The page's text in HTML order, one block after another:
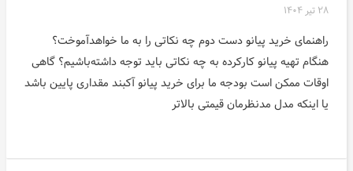
۲۸ تیر ۱۴۰۴
راهنمای خرید پیانو دست دوم چه نکاتی را به ما خواهدآموخت؟
هنگام تهیه پیانو کارکرده به چه نکاتی باید توجه داشته‌باشیم؟ گاهی
اوقات ممکن است بودجه ما برای خرید پیانو آکبند مقداری پایین باشد
یا اینکه مدل مدنظرمان قیمتی بالاتر